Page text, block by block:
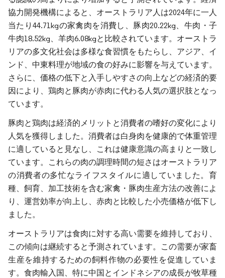
協力開発機構によると、オーストラリア人は2024年に一人
当たり44.71kgの家禽肉を消費し、豚肉20.22kg、牛肉・子
牛肉18.52kg、羊肉6.08kgと比較されています。オーストラ
リアの多文化社会は多様な食習慣をもたらし、アジア、イ
ンド、中東料理が地域の食の好みに影響を与えています。
さらに、価格の低下と入手しやすさの向上などの経済的要
因により、鶏肉と豚肉が赤肉に代わる人気の選択肢となっ
ています。
豚肉と鶏肉は経済的メリットと消費者の嗜好の変化により
人気を獲得しました。消費者は白身肉を健康的で体重管理
に適していると見なし、これは健康意識の高まりと一致し
ています。これらの肉の調理時間の短さはオーストラリア
の消費者の多忙なライフスタイルに適していました。育
種、飼育、加工技術を含む家禽・豚肉生産方法の改善によ
り、運営効率が向上し、赤肉と比較した小売価格が低下し
ました。
オーストラリアは食肉に対する高い需要を維持しており、
この傾向は継続すると予測されています。この需要が家畜
生産を維持するための飼料作物の必要性を促進していま
す。食肉輸入国、特に中国とインドネシアの成長が牧草種